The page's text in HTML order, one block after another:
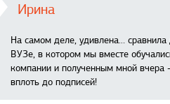
Ирина
На самом деле, удивлена…
ВУЗе, в котором мы вместе
компании и полученным мной вчера
вплоть до подписей!